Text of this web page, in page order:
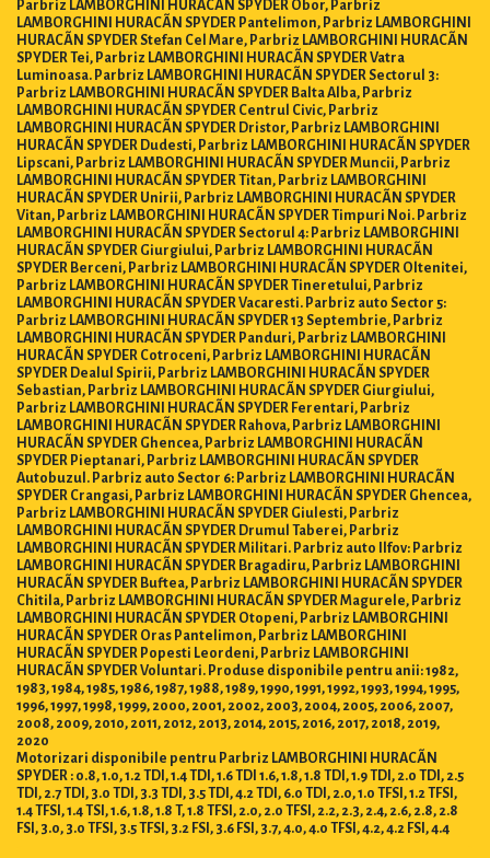
Parbriz LAMBORGHINI HURACÃN SPYDER Obor, Parbriz
LAMBORGHINI HURACÃN SPYDER Pantelimon, Parbriz LAMBORGHINI
HURACÃN SPYDER Stefan Cel Mare, Parbriz LAMBORGHINI HURACÃN
SPYDER Tei, Parbriz LAMBORGHINI HURACÃN SPYDER Vatra
Luminoasa. Parbriz LAMBORGHINI HURACÃN SPYDER Sectorul 3:
Parbriz LAMBORGHINI HURACÃN SPYDER Balta Alba, Parbriz
LAMBORGHINI HURACÃN SPYDER Centrul Civic, Parbriz
LAMBORGHINI HURACÃN SPYDER Dristor, Parbriz LAMBORGHINI
HURACÃN SPYDER Dudesti, Parbriz LAMBORGHINI HURACÃN SPYDER
Lipscani, Parbriz LAMBORGHINI HURACÃN SPYDER Muncii, Parbriz
LAMBORGHINI HURACÃN SPYDER Titan, Parbriz LAMBORGHINI
HURACÃN SPYDER Unirii, Parbriz LAMBORGHINI HURACÃN SPYDER
Vitan, Parbriz LAMBORGHINI HURACÃN SPYDER Timpuri Noi. Parbriz
LAMBORGHINI HURACÃN SPYDER Sectorul 4: Parbriz LAMBORGHINI
HURACÃN SPYDER Giurgiului, Parbriz LAMBORGHINI HURACÃN
SPYDER Berceni, Parbriz LAMBORGHINI HURACÃN SPYDER Oltenitei,
Parbriz LAMBORGHINI HURACÃN SPYDER Tineretului, Parbriz
LAMBORGHINI HURACÃN SPYDER Vacaresti. Parbriz auto Sector 5:
Parbriz LAMBORGHINI HURACÃN SPYDER 13 Septembrie, Parbriz
LAMBORGHINI HURACÃN SPYDER Panduri, Parbriz LAMBORGHINI
HURACÃN SPYDER Cotroceni, Parbriz LAMBORGHINI HURACÃN
SPYDER Dealul Spirii, Parbriz LAMBORGHINI HURACÃN SPYDER
Sebastian, Parbriz LAMBORGHINI HURACÃN SPYDER Giurgiului,
Parbriz LAMBORGHINI HURACÃN SPYDER Ferentari, Parbriz
LAMBORGHINI HURACÃN SPYDER Rahova, Parbriz LAMBORGHINI
HURACÃN SPYDER Ghencea, Parbriz LAMBORGHINI HURACÃN
SPYDER Pieptanari, Parbriz LAMBORGHINI HURACÃN SPYDER
Autobuzul. Parbriz auto Sector 6: Parbriz LAMBORGHINI HURACÃN
SPYDER Crangasi, Parbriz LAMBORGHINI HURACÃN SPYDER Ghencea,
Parbriz LAMBORGHINI HURACÃN SPYDER Giulesti, Parbriz
LAMBORGHINI HURACÃN SPYDER Drumul Taberei, Parbriz
LAMBORGHINI HURACÃN SPYDER Militari. Parbriz auto Ilfov: Parbriz
LAMBORGHINI HURACÃN SPYDER Bragadiru, Parbriz LAMBORGHINI
HURACÃN SPYDER Buftea, Parbriz LAMBORGHINI HURACÃN SPYDER
Chitila, Parbriz LAMBORGHINI HURACÃN SPYDER Magurele, Parbriz
LAMBORGHINI HURACÃN SPYDER Otopeni, Parbriz LAMBORGHINI
HURACÃN SPYDER Oras Pantelimon, Parbriz LAMBORGHINI
HURACÃN SPYDER Popesti Leordeni, Parbriz LAMBORGHINI
HURACÃN SPYDER Voluntari. Produse disponibile pentru anii: 1982,
1983, 1984, 1985, 1986, 1987, 1988, 1989, 1990, 1991, 1992, 1993, 1994, 1995,
1996, 1997, 1998, 1999, 2000, 2001, 2002, 2003, 2004, 2005, 2006, 2007,
2008, 2009, 2010, 2011, 2012, 2013, 2014, 2015, 2016, 2017, 2018, 2019,
2020
Motorizari disponibile pentru Parbriz LAMBORGHINI HURACÃN
SPYDER : 0.8, 1.0, 1.2 TDI, 1.4 TDI, 1.6 TDI 1.6, 1.8, 1.8 TDI, 1.9 TDI, 2.0 TDI, 2.5
TDI, 2.7 TDI, 3.0 TDI, 3.3 TDI, 3.5 TDI, 4.2 TDI, 6.0 TDI, 2.0, 1.0 TFSI, 1.2 TFSI,
1.4 TFSI, 1.4 TSI, 1.6, 1.8, 1.8 T, 1.8 TFSI, 2.0, 2.0 TFSI, 2.2, 2.3, 2.4, 2.6, 2.8, 2.8
FSI, 3.0, 3.0 TFSI, 3.5 TFSI, 3.2 FSI, 3.6 FSI, 3.7, 4.0, 4.0 TFSI, 4.2, 4.2 FSI, 4.4